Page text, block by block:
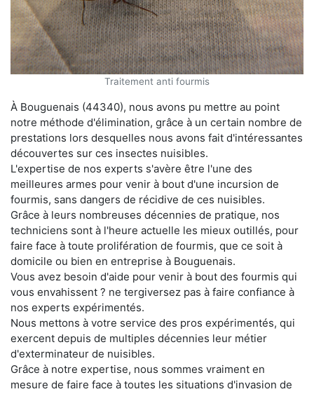
Traitement anti fourmis
À Bouguenais (44340), nous avons pu mettre au point
notre méthode d'élimination, grâce à un certain nombre de
prestations lors desquelles nous avons fait d'intéressantes
découvertes sur ces insectes nuisibles.
L'expertise de nos experts s'avère être l'une des
meilleures armes pour venir à bout d'une incursion de
fourmis, sans dangers de récidive de ces nuisibles.
Grâce à leurs nombreuses décennies de pratique, nos
techniciens sont à l'heure actuelle les mieux outillés, pour
faire face à toute prolifération de fourmis, que ce soit à
domicile ou bien en entreprise à Bouguenais.
Vous avez besoin d'aide pour venir à bout des fourmis qui
vous envahissent ? ne tergiversez pas à faire confiance à
nos experts expérimentés.
Nous mettons à votre service des pros expérimentés, qui
exercent depuis de multiples décennies leur métier
d'exterminateur de nuisibles.
Grâce à notre expertise, nous sommes vraiment en
mesure de faire face à toutes les situations d'invasion de